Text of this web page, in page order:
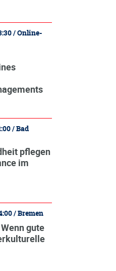
/ Online-
/ Bad
pflegen
im
/ Bremen
gute